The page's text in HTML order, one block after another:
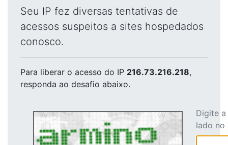
Seu IP fez diversas tentativas de
acessos suspeitos a sites hospedados
conosco.
Para liberar o acesso do IP 216.73.216.218,
responda ao desafio abaixo.
Digite
lado no